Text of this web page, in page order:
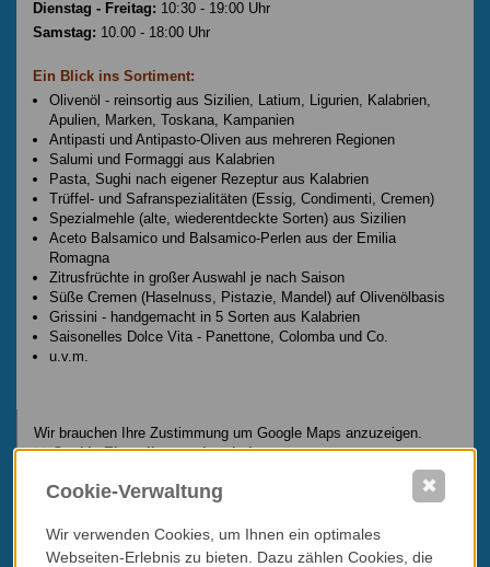
Dienstag - Freitag: 10:30 - 19:00 Uhr
Samstag: 10.00 - 18:00 Uhr
Ein Blick ins Sortiment:
Olivenöl - reinsortig aus Sizilien, Latium, Ligurien, Kalabrien,
Apulien, Marken, Toskana, Kampanien
Antipasti und Antipasto-Oliven aus mehreren Regionen
Salumi und Formaggi aus Kalabrien
Pasta, Sughi nach eigener Rezeptur aus Kalabrien
Trüffel- und Safranspezialitäten (Essig, Condimenti, Cremen)
Spezialmehle (alte, wiederentdeckte Sorten) aus Sizilien
Aceto Balsamico und Balsamico-Perlen aus der Emilia
Romagna
Zitrusfrüchte in großer Auswahl je nach Saison
Süße Cremen (Haselnuss, Pistazie, Mandel) auf Olivenölbasis
Grissini - handgemacht in 5 Sorten aus Kalabrien
Saisonelles Dolce Vita - Panettone, Colomba und Co.
u.v.m.
Wir brauchen Ihre Zustimmung um Google Maps anzuzeigen.
Cookie Einstellungen bearbeiten
Cookie-Verwaltung
Wir verwenden Cookies, um Ihnen ein optimales
Webseiten-Erlebnis zu bieten. Dazu zählen Cookies, die
✖